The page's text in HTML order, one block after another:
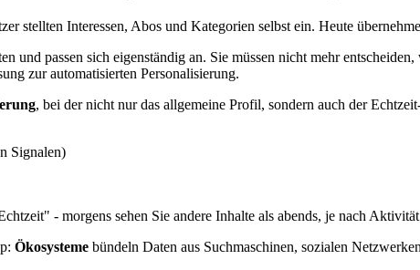
stellten Interessen, Abos und Kategorien selbst ein. Heute
und passen sich eigenständig an. Sie müssen nicht mehr
zur automatisierten Personalisierung.
, bei der nicht nur das allgemeine Profil, sondern auch der
Signalen)
- morgens sehen Sie andere Inhalte als abends, je nach
Ökosysteme bündeln Daten aus Suchmaschinen, sozialen